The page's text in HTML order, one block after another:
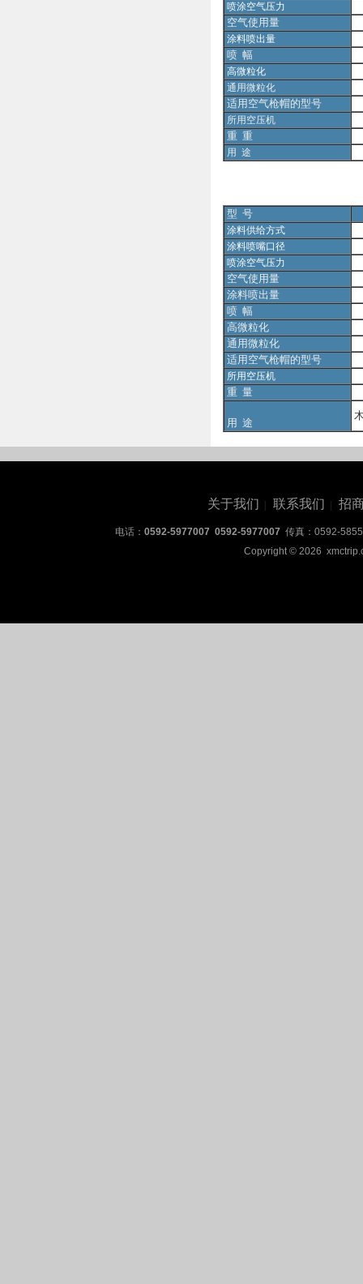
喷涂空气压力
空气使用量
涂料喷出量
喷 幅
高微粒化
通用微粒化
适用空气枪帽的型号
所用空压机
重 重
用 途
型 号
涂料供给方式
涂料喷嘴口径
喷涂空气压力
空气使用量
涂料喷出量
喷 幅
高微粒化
通用微粒化
适用空气枪帽的型号
所用空压机
重 量
用 途
关于我们 联系我们 招
电话： 0592-5977007 0592-5977007 传真：0592-
Copyright © 2026